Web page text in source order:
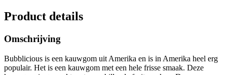
Product details
Omschrijving
Bubblicious is een kauwgom uit Amerika en is in Amerika heel erg
populair. Het is een kauwgom met een hele frisse smaak. Deze